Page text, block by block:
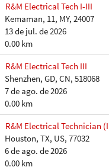
R&M Electrical Tech I-III
Kemaman, 11, MY, 24007
13 de jul. de 2026
0.00 km
R&M Electrical Tech III
Shenzhen, GD, CN, 518068
7 de ago. de 2026
0.00 km
R&M Electrical Technician
Houston, TX, US, 77032
6 de ago. de 2026
0.00 km